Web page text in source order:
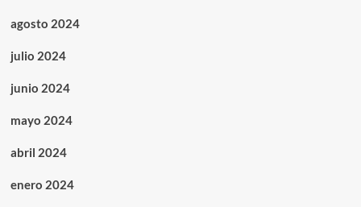
agosto 2024
julio 2024
junio 2024
mayo 2024
abril 2024
enero 2024